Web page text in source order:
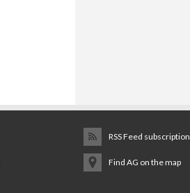
RSS Feed subscription
Find AG on the map